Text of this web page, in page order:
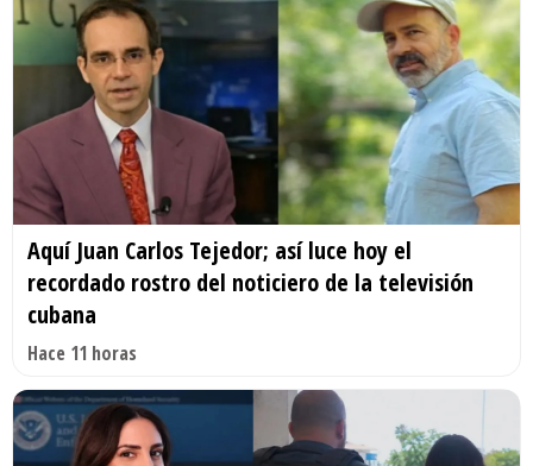
Aquí Juan Carlos Tejedor; así luce hoy el
recordado rostro del noticiero de la televisión
cubana
Hace 11 horas